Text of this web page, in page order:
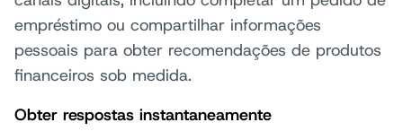
empréstimo ou compartilhar informações
pessoais para obter recomendações de produtos
financeiros sob medida.
Obter respostas instantaneamente